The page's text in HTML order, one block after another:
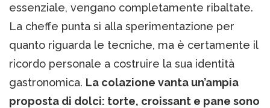
essenziale, vengano completamente ribaltate.
La cheffe punta sì alla sperimentazione per
quanto riguarda le tecniche, ma è certamente il
ricordo personale a costruire la sua identità
gastronomica. La colazione vanta un’ampia
proposta di dolci: torte, croissant e pane sono